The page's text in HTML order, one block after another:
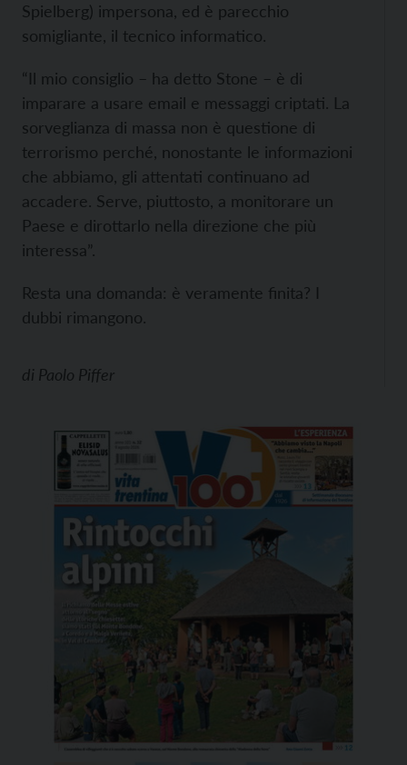
Spielberg) impersona, ed è parecchio
somigliante, il tecnico informatico.
“Il mio consiglio – ha detto Stone – è di
imparare a usare email e messaggi criptati. La
sorveglianza di massa non è questione di
terrorismo perché, nonostante le informazioni
che abbiamo, gli attentati continuano ad
accadere. Serve, piuttosto, a monitorare un
Paese e dirottarlo nella direzione che più
interessa”.
Resta una domanda: è veramente finita? I
dubbi rimangono.
di Paolo Piffer